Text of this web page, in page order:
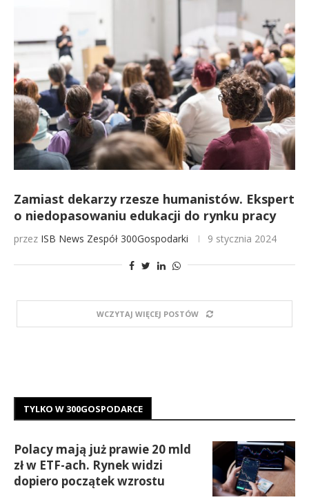
Zamiast dekarzy rzesze humanistów. Ekspert
o niedopasowaniu edukacji do rynku pracy
przez ISB News Zespół 300Gospodarki 9 stycznia 2024
WCZYTAJ WIĘCEJ POSTÓW
TYLKO W 300GOSPODARCE
Polacy mają już prawie 20 mld
zł w ETF-ach. Rynek widzi
dopiero początek wzrostu